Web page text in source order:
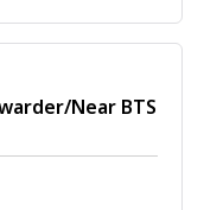
Near BTS